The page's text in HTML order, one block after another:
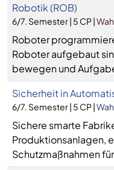
Robotik (ROB)
6/7. Semester | 5 CP |
Roboter
Roboter aufgebaut
bewegen und
Sicherheit in
6/7. Semester | 5 CP |
Sichere smarte
Produktionsanlagen,
Schutzmaßnahmen